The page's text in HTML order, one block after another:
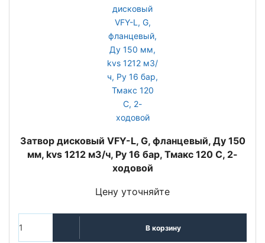
Затвор дисковый VFY-L, G, фланцевый, Ду 150
мм, kvs 1212 м3/ч, Py 16 бар, Тмакс 120 С, 2-
ходовой
Цену уточняйте
В корзину